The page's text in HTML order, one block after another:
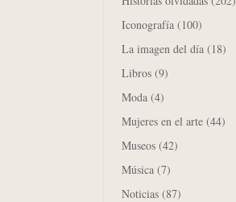
Iconografía (100)
La imagen del día (18)
Libros (9)
Moda (4)
Mujeres en el arte (44)
Museos (42)
Música (7)
Noticias (87)